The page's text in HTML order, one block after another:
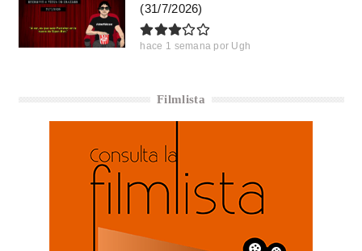
(31/7/2026)
hace 1 semana por Ugh
Filmlista